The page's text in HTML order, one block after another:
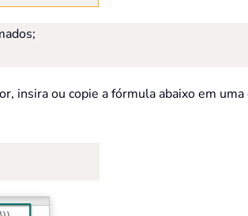
insira ou copie a fórmula abaixo em